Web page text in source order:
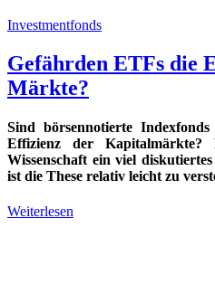
Investmentfonds
Gefährden ETFs die
Märkte?
Sind börsennotierte
Effizienz der
Wissenschaft ein viel
ist die These relativ leicht zu
Weiterlesen